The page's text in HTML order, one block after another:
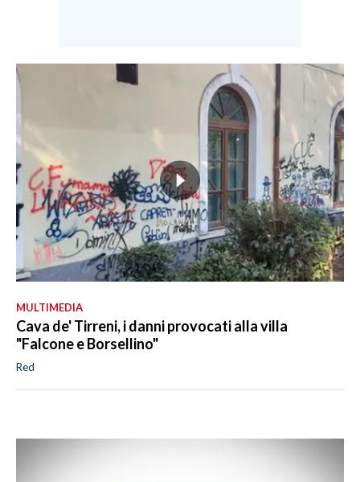
MULTIMEDIA
Cava de' Tirreni, i danni provocati alla villa
"Falcone e Borsellino"
Red